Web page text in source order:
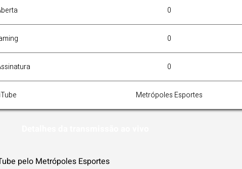
0
0
0
Metrópoles Esportes
pelo Metrópoles Esportes